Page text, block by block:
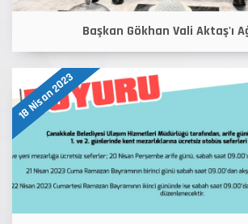
Başkan Gökhan Vali Aktaş'ı
18 Nisan 2023